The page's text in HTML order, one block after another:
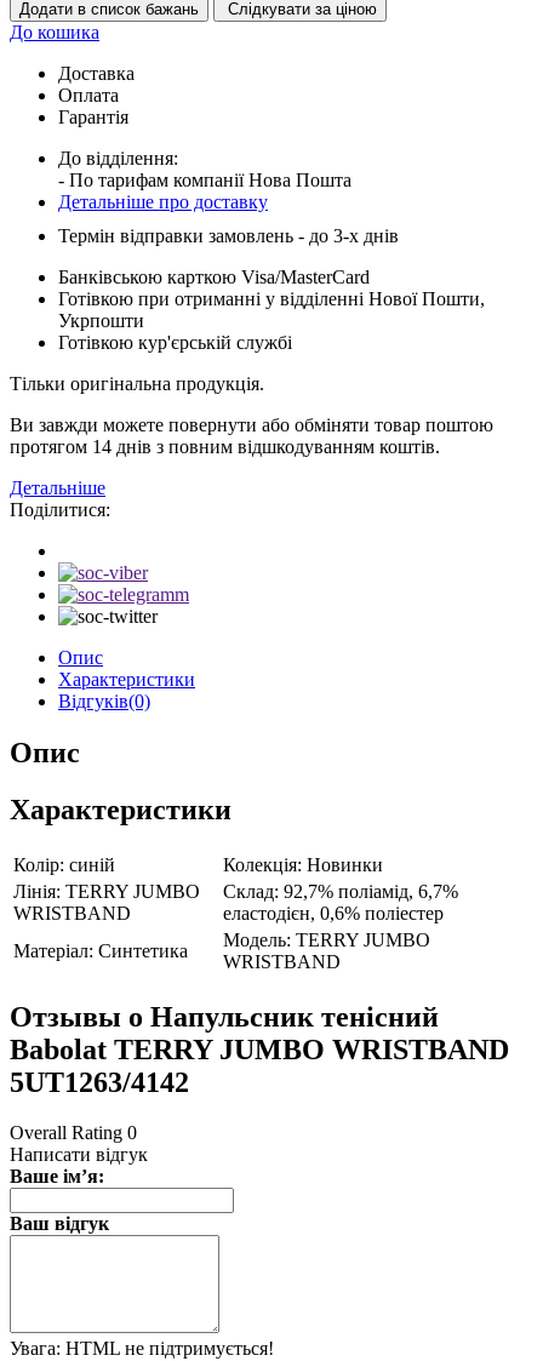
Додати в список бажань Слідкувати за ціною
До кошика
Доставка
Оплата
Гарантія
До відділення:
- По тарифам компанії Нова Пошта
Детальніше про доставку
Термін відправки замовлень - до 3-х днів
Банківською карткою Visa/MasterCard
Готівкою при отриманні у відділенні Нової Пошти,
Укрпошти
Готівкою кур'єрській службі
Тільки оригінальна продукція.
Ви завжди можете повернути або обміняти товар поштою
протягом 14 днів з повним відшкодуванням коштів.
Детальніше
Поділитися:
Опис
Характеристики
Відгуків(0)
Опис
Характеристики
Колір: синій Колекція: Новинки
Лінія: TERRY JUMBO
WRISTBAND
Склад: 92,7% поліамід, 6,7%
еластодієн, 0,6% поліестер
Матеріал: Синтетика
Модель: TERRY JUMBO
WRISTBAND
Отзывы о Напульсник тенісний
Babolat TERRY JUMBO WRISTBAND
5UT1263/4142
Overall Rating 0
Написати відгук
Ваше ім’я:
Ваш відгук
Увага: HTML не підтримується!